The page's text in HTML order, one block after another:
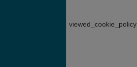
viewed_cookie_policy